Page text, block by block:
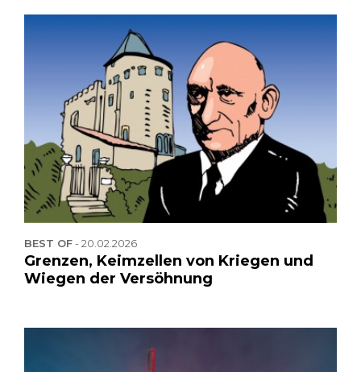
BEST OF-20.02.2026
Grenzen, Keimzellen von Kriegen und
Wiegen der Versöhnung